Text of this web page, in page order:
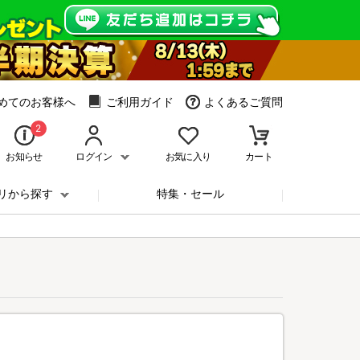
てのお客様へ ご利用ガイド よくあるご質問
2
お知らせ ログイン お気に入り カート
から探す 特集・セール